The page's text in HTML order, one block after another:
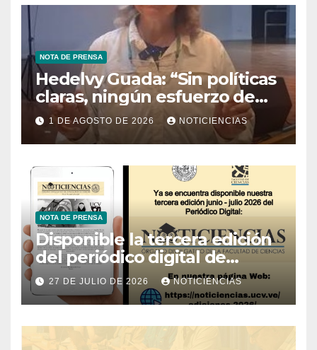
NOTA DE PRENSA
Hedelvy Guada: “Sin políticas
claras, ningún esfuerzo de
conservación rendirá frutos”
1 DE AGOSTO DE 2026 NOTICIENCIAS
NOTA DE PRENSA
Disponible la tercera edición
del periódico digital de
Noticiencias 2026
27 DE JULIO DE 2026 NOTICIENCIAS